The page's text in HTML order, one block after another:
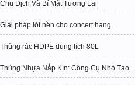
Chu Dịch Và Bí Mật Tương Lai
Giải pháp lót nền cho concert hàng...
Thùng rác HDPE dung tích 80L
Thùng Nhựa Nắp Kín: Công Cụ Nhỏ Tạo...